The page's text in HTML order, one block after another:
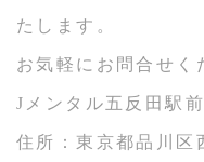
たします。
お気軽にお問合せく
Jメンタル五反田駅
住所：東京都品川